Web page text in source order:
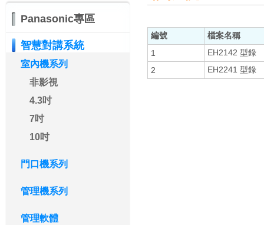
Panasonic專區
智慧對講系統
室內機系列
非影視
4.3吋
7吋
10吋
門口機系列
管理機系列
管理軟體
編號
檔案名稱
1
EH2142 型錄
2
EH2241 型錄